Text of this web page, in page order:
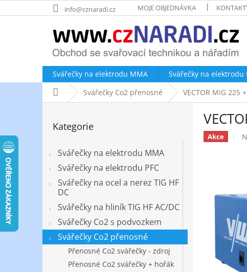
na
info@cznaradi.cz MOJE OBJEDNÁVKA
Svářečky na elektrodu MMA Svářečky na elektrodu
Domů Svářečky Co2 přenosné VECTOR MIG 225
n
e
kategorie
Kategorie
Svářečky na elektrodu MMA
Svářečky na elektrodu PFC
Svářečky na ocel a nerez TIG HF
DC
Svářečky na hliník TIG HF AC/DC
Svářečky Co2 s podvozkem
Svářečky Co2 přenosné
Přenosné Co2 svářečky - zdroj
Přenosné Co2 svářečky + hořák
Akce
5